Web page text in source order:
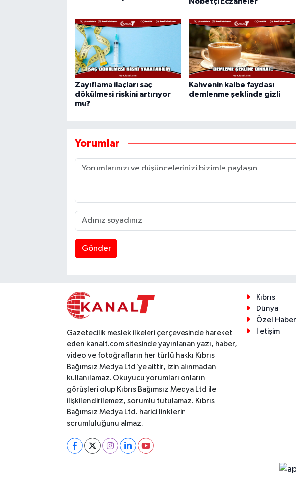
Zayıflama ilaçları saç
dökülmesi riskini artırıyor
mu?
Kahvenin kalbe faydası
demlenme şeklinde gizli
Yorumlar
Gönder
Gazetecilik meslek ilkeleri çerçevesinde hareket
eden kanalt.com sitesinde yayınlanan yazı, haber,
video ve fotoğrafların her türlü hakkı Kıbrıs
Bağımsız Medya Ltd'ye aittir, izin alınmadan
kullanılamaz. Okuyucu yorumları onların
görüşleri olup Kıbrıs Bağımsız Medya Ltd ile
ilişkilendirilemez, sorumlu tutulamaz. Kıbrıs
Bağımsız Medya Ltd. harici linklerin
sorumluluğunu almaz.
Kıbrıs
Dünya
Özel Haber
İletişim